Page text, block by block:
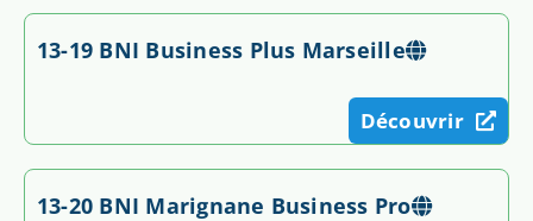
13-19 BNI Business Plus Marseille
Découvrir
13-20 BNI Marignane Business Pro